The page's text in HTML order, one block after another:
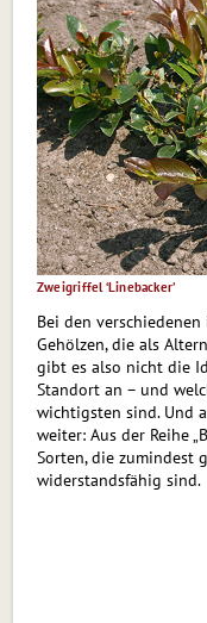
Zweigriffel ‘Linebacker’
Bei den
Gehölzen, die als
gibt es also nicht die
Standort an – und
wichtigsten sind. Und
weiter: Aus der Reihe
Sorten, die zumindest
widerstandsfähig sind.